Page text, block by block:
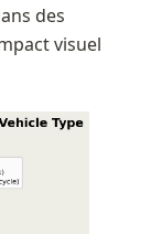
des
visuel